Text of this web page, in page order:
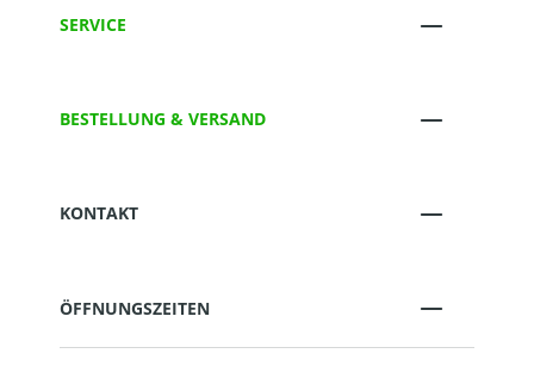
SERVICE
BESTELLUNG & VERSAND
KONTAKT
ÖFFNUNGSZEITEN